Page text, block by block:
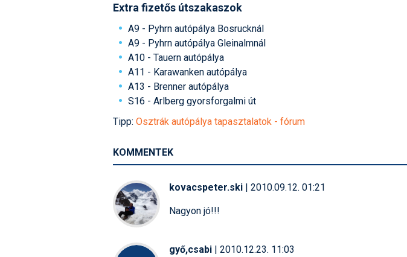
Extra fizetős útszakaszok
A9 - Pyhrn autópálya Bosrucknál
A9 - Pyhrn autópálya Gleinalmnál
A10 - Tauern autópálya
A11 - Karawanken autópálya
A13 - Brenner autópálya
S16 - Arlberg gyorsforgalmi út
Tipp: Osztrák autópálya tapasztalatok - fórum
KOMMENTEK
kovacspeter.ski | 2010.09.12. 01:21
Nagyon jó!!!
győ,csabi | 2010.12.23. 11:03